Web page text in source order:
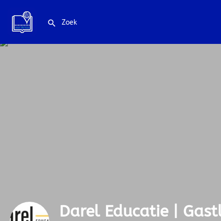
Darel Educatie | Gastles over energietransitie voor VO
Darel Educatie |